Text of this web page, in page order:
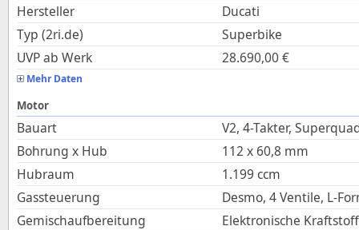
Hersteller
Ducati
Typ (2ri.de)
Superbike
UVP ab Werk
28.690,00€
Mehr Daten
Motor
Bauart
V2, 4-Takter,
Bohrung x Hub
112 x 60,8 mm
Hubraum
1.199 ccm
Gassteuerung
Desmo, 4 Ventile, L-
Gemischaufbereitung
Elektronische